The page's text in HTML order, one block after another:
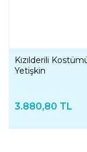
Kızılderili
Yetişkin
3.880,80 TL